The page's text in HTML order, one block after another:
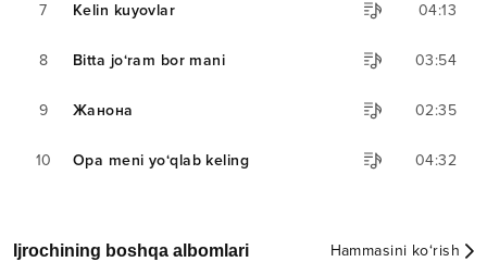
7 Kelin kuyovlar 04:13
8 Bitta jo‘ram bor mani 03:54
9 Жанона 02:35
10 Opa meni yo‘qlab keling 04:32
Ijrochining boshqa albomlari Hammasini ko‘rish